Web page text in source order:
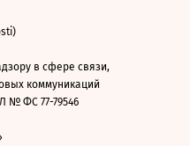
в сфере связи,
коммуникаций
№ ФС 77-79546